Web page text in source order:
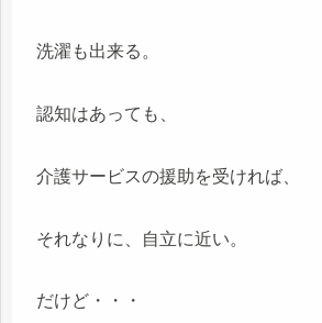
洗濯も出来る。
認知はあっても、
介護サービスの援助を受ければ、
それなりに、自立に近い。
だけど・・・